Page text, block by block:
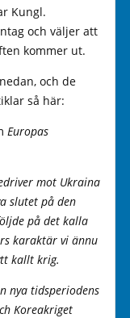
Kungl.
och väljer att
kommer ut.
och de
så här:
Europas
mot Ukraina
slutet på den
på det kalla
karaktär vi ännu
kallt krig.
nya tidsperiodens
Koreakriget